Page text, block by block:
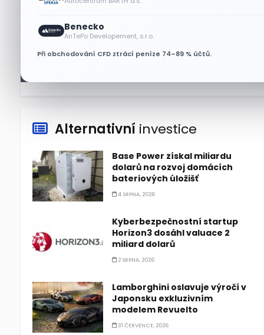
Benecko
AnTePo Developement, s.r.o.
Při obchodování CFD ztrácí peníze 74–89 % účtů.
Hynix se propadl téměř o 10 %
6 SRPNA, 2026
Alternativní investice
Base Power získal miliardu
dolarů na rozvoj domácích
bateriových úložišť
4 SRPNA, 2026
Kyberbezpečnostní startup
Horizon3 dosáhl valuace 2
miliard dolarů
2 SRPNA, 2026
Lamborghini oslavuje výročí v
Japonsku exkluzivním
modelem Revuelto
31 ČERVENCE, 2026